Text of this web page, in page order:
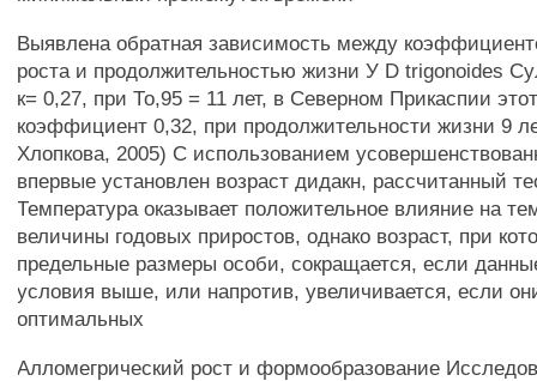
Выявлена обратная зависимость между
роста и продолжительностью жизни У D trigonoides
к= 0,27, при То,95 = 11 лет, в Северном Прикаспии
коэффициент 0,32, при продолжительности жизни 9
Хлопкова, 2005) С использованием
впервые установлен возраст дидакн, рассчитанный
Температура оказывает положительное влияние на
величины годовых приростов, однако возраст, при
предельные размеры особи, сокращается, если
условия выше, или напротив, увеличивается, если
оптимальных
Алломегрический рост и формообразование